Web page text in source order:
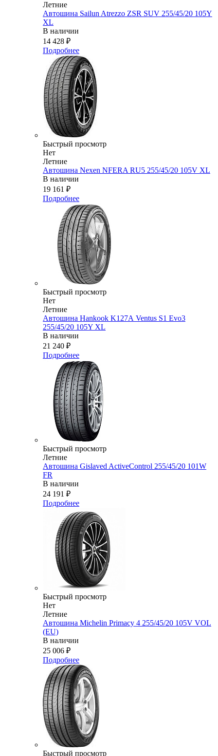
Летние
Автошина Sailun Atrezzo ZSR SUV 255/45/20 105Y
XL
В наличии
14 428 ₽
Подробнее
Быстрый просмотр
Нет
Летние
Автошина Nexen NFERA RU5 255/45/20 105V XL
В наличии
19 161 ₽
Подробнее
Быстрый просмотр
Нет
Летние
Автошина Hankook K127А Ventus S1 Evo3
255/45/20 105Y XL
В наличии
21 240 ₽
Подробнее
Быстрый просмотр
Летние
Автошина Gislaved ActiveControl 255/45/20 101W
FR
В наличии
24 191 ₽
Подробнее
Быстрый просмотр
Нет
Летние
Автошина Michelin Primacy 4 255/45/20 105V VOL
(EU)
В наличии
25 006 ₽
Подробнее
Быстрый просмотр